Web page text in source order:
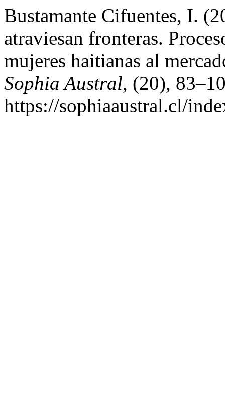
Bustamante Cifuentes, I.
atraviesan fronteras.
mujeres haitianas al
Sophia Austral, (20),
https://sophiaaustral.cl/